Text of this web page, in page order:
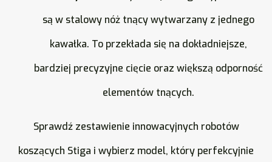
są w stalowy nóż tnący wytwarzany z jednego
kawałka. To przekłada się na dokładniejsze,
bardziej precyzyjne cięcie oraz większą odporność
elementów tnących.
Sprawdź zestawienie innowacyjnych robotów
koszących Stiga i wybierz model, który perfekcyjnie